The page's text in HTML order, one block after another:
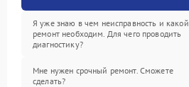
Я уже знаю в чем неисправность и какой
ремонт необходим. Для чего проводить
диагностику?
Мне нужен срочный ремонт. Сможете
сделать?